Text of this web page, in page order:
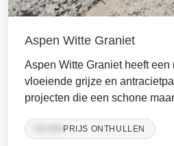
Aspen Witte Graniet
Aspen Witte Graniet heeft
vloeiende grijze en
projecten die een schone
laag onderhoud en
PRIJS ONTHULLEN